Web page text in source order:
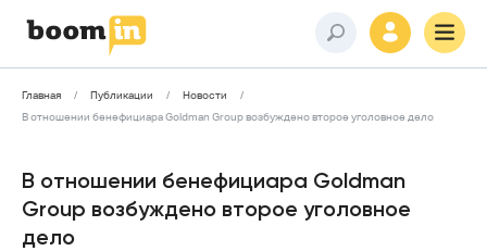
Главная Публикации
Новости
В отношении бенефициара Goldman Group возбуждено второе уголовное дело
В отношении бенефициара Goldman
Group возбуждено второе уголовное
дело